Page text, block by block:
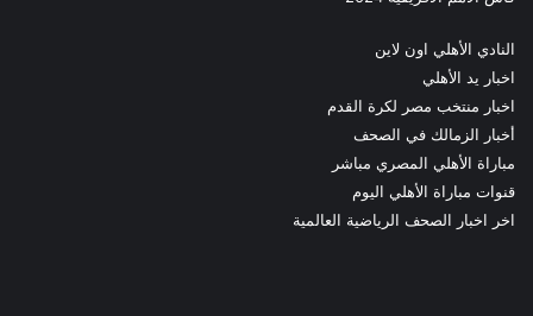
النادي الأهلي اون لاين
اخبار يد الأهلي
اخبار منتخب مصر لكرة القدم
أخبار الزمالك في الصحف
مباراة الأهلي المصري مباشر
قنوات مباراة الأهلي اليوم
اخر اخبار الصحف الرياضية العالمية